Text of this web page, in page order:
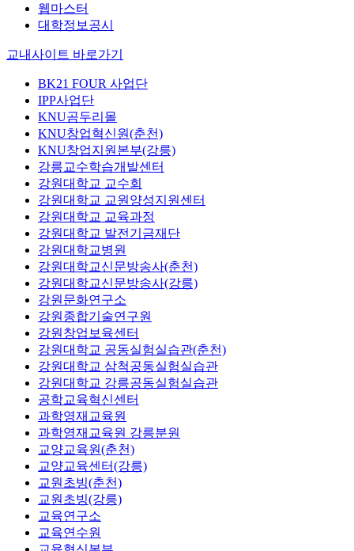
웹마스터
대학정보공시
교내사이트 바로가기
BK21 FOUR 사업단
IPP사업단
KNU곰두리몰
KNU창업혁신원(춘천)
KNU창업지원본부(강릉)
강릉교수학습개발센터
강원대학교 교수회
강원대학교 교원양성지원센터
강원대학교 교육과정
강원대학교 발전기금재단
강원대학교병원
강원대학교신문방송사(춘천)
강원대학교신문방송사(강릉)
강원문화연구소
강원종합기술연구원
강원창업보육센터
강원대학교 공동실험실습관(춘천)
강원대학교 삼척공동실험실습관
강원대학교 강릉공동실험실습관
공학교육혁신센터
과학영재교육원
과학영재교육원 강릉분원
교양교육원(춘천)
교양교육센터(강릉)
교원초빙(춘천)
교원초빙(강릉)
교육연구소
교육연수원